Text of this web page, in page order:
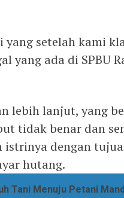
yang setelah kami
yang ada di SPBU
lebih lanjut, yang
tidak benar dan
istrinya dengan
hutang.
Tani Menuju Petani